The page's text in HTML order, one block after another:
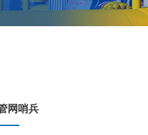
网哨兵